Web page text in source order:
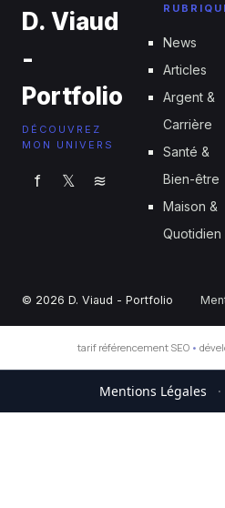
D. Viaud
-
Portfolio
DÉCOUVREZ
MON UNIVERS
f 𝕏 ≋
News
Articles
Argent &
Carrière
Santé &
Bien-être
Maison &
Quotidien
© 2026 D. Viaud - Portfolio
tarif référencement SEO •
Mentions Légales ·